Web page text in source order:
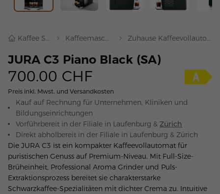
Kaffee Shop Kaffeemaschinen Zuhause Kaffeevollautomaten
JURA C3 Piano Black (SA)
700.00 CHF
Preis inkl. Mwst. und Versandkosten
Kauf auf Rechnung für Unternehmen, Kliniken und
Bildungseinrichtungen
Vorführbereit in der Filiale in Laufenburg & Zürich
Direkt abholbereit in der Filiale in Laufenburg & Zürich
Die JURA C3 ist ein kompakter Kaffeevollautomat für
puristischen Genuss auf Premium-Niveau. Mit Full-Size-
Brüheinheit, Professional Aroma Grinder und Puls-
Extraktionsprozess bereitet sie charakterstarke
Schwarzkaffee-Spezialitäten mit dichter Crema zu. Intuitive